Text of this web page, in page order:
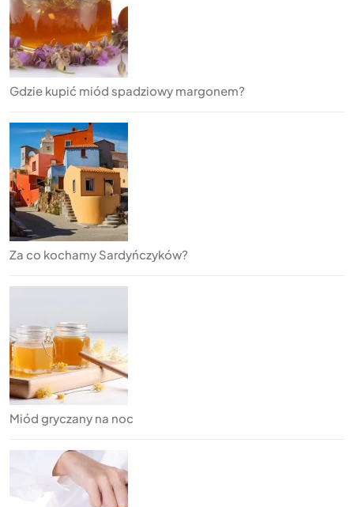
Gdzie kupić miód spadziowy margonem?
Za co kochamy Sardyńczyków?
Miód gryczany na noc